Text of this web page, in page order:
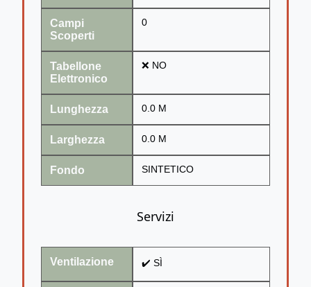
Campi
Scoperti
0
Tabellone
Elettronico
❌ NO
Lunghezza 0.0 M
Larghezza 0.0 M
Fondo SINTETICO
Servizi
Ventilazione ✔️ SÌ